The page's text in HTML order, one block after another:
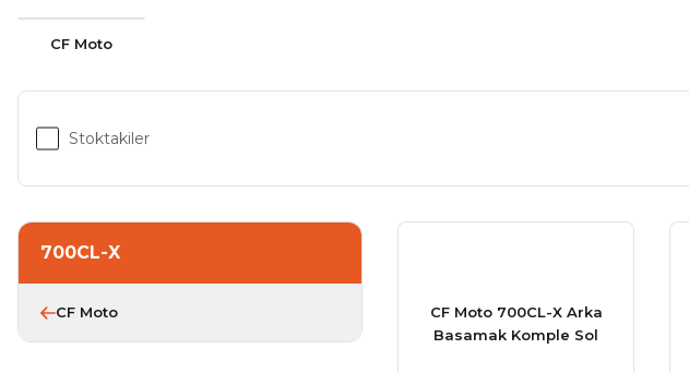
CF Moto
Stoktakiler
700CL-X
CF Moto
CF Moto 700CL-X Arka
Basamak Komple Sol